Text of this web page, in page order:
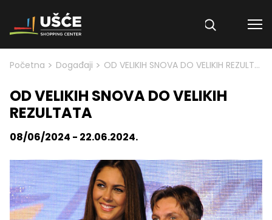
Skip to content
Početna > Događaji > OD VELIKIH SNOVA DO VELIKIH REZULTATA
OD VELIKIH SNOVA DO VELIKIH
REZULTATA
08/06/2024 - 22.06.2024.